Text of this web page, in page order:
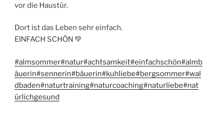
vor die Haustür.
Dort ist das Leben sehr einfach.
EINFACH SCHÖN 💚
#almsommer#natur#achtsamkeit#einfachschön#almb
äuerin#sennerin#bäuerin#kuhliebe#bergsommer#wal
dbaden#naturtraining#naturcoaching#naturliebe#nat
ürlichgesund